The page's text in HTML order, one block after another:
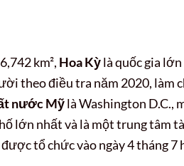
km², Hoa Kỳlà quốc gia
theo điều tra năm 2020, làm
nước Mỹlà Washington D.C.,
lớn nhất và là một trung tâm
được tổ chức vào ngày 4 tháng 7